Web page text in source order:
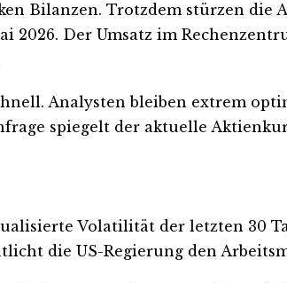
Bilanzen. Trotzdem stürzen die
2026. Der Umsatz im
Analysten bleiben extrem
spiegelt der aktuelle
Volatilität der letzten 30
die US-Regierung den